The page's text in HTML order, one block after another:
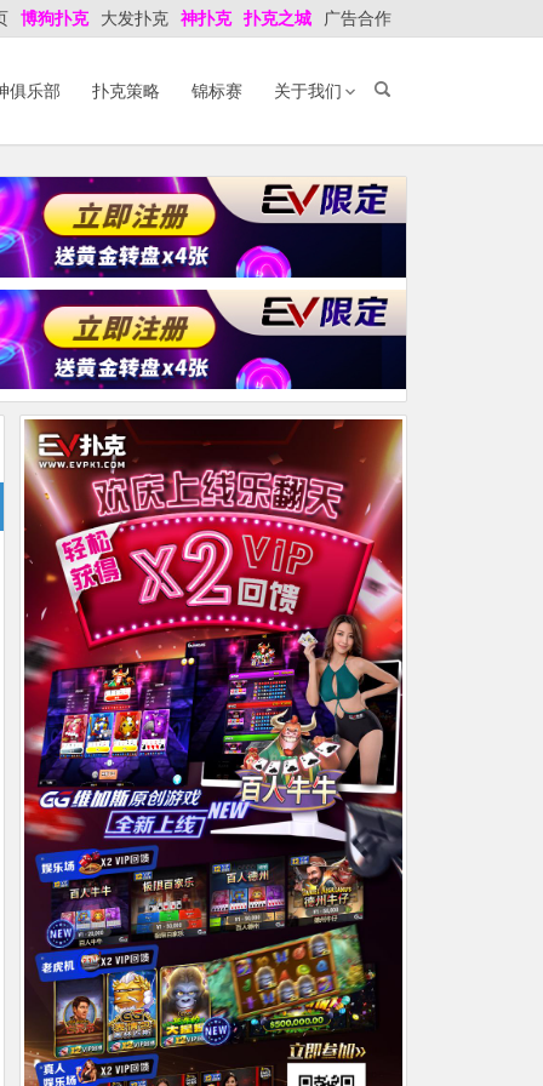
博狗扑克 大发扑克 神扑克 扑克之城 广告合作
俱乐部 扑克策略 锦标赛 关于我们